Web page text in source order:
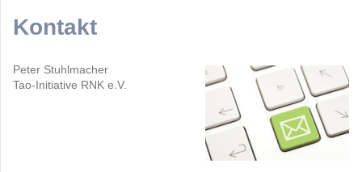
Kontakt
Peter Stuhlmacher
Tao-Initiative RNK e.V.